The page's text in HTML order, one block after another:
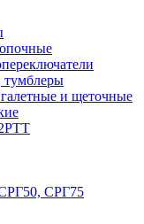
тумблеры
и щеточные
СРГ75